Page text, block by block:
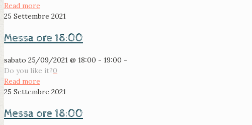
Read more
25 Settembre 2021
Messa ore 18:00
sabato 25/09/2021 @ 18:00 - 19:00 -
Do you like it?0
Read more
25 Settembre 2021
Messa ore 18:00